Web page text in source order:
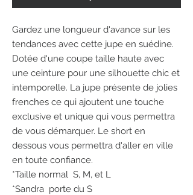
Gardez une longueur d'avance sur les
tendances avec cette jupe en suédine.
Dotée d'une coupe taille haute avec
une ceinture pour une silhouette chic et
intemporelle. La jupe présente de jolies
frenches ce qui ajoutent une touche
exclusive et unique qui vous permettra
de vous démarquer. Le short en
dessous vous permettra d'aller en ville
en toute confiance.
*Taille normal S, M, et L
*Sandra porte du S